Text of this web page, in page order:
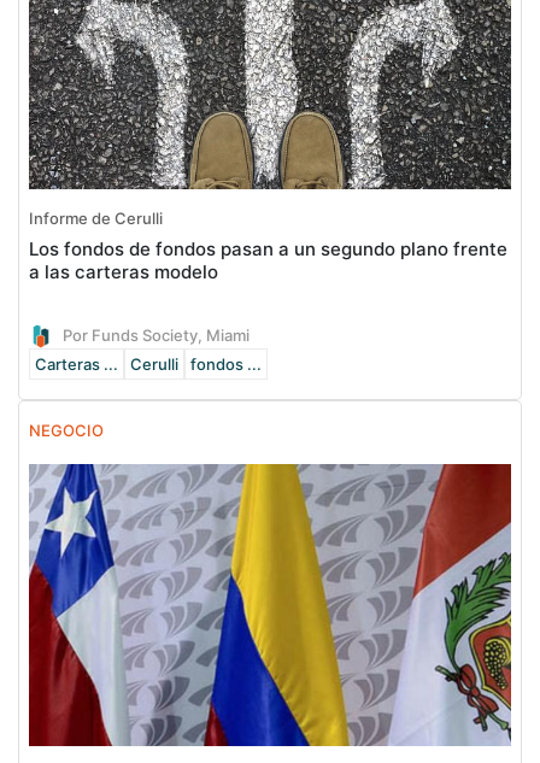
Informe de Cerulli
Los fondos de fondos pasan a un segundo plano frente
a las carteras modelo
Por Funds Society, Miami
Carteras ...
Cerulli fondos ...
NEGOCIO